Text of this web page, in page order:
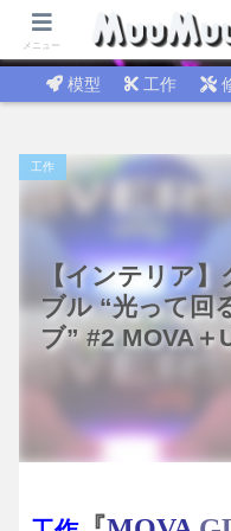
試行錯誤│DIY
模型 工作
【インテリア
ブル “光って回
ブ” #2 MOVA＋
工作
メニュー